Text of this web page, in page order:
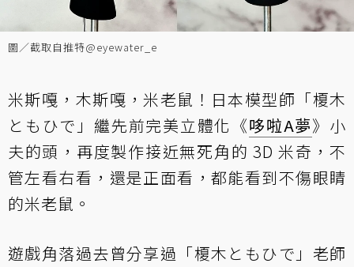
圖／截取自推特@eyewater_e
米斯嘎，木斯嘎，米老鼠！日本模型師「榎木
ともひで」繼先前完美立體化《哆啦A夢》小
夫的頭，再度製作接近無死角的 3D 米奇，不
管左看右看，還是正面看，都能看到不傷眼睛
的米老鼠。
遊戲角落過去曾分享過「榎木ともひで」老師